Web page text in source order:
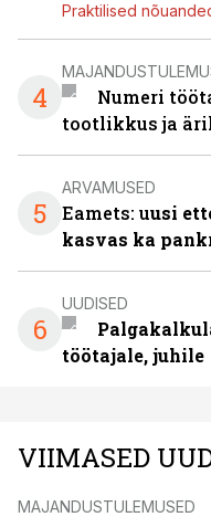
Praktilised
4
Numeri
tootlikkus ja
5
ARVAMUSED
Eamets: uusi
kasvas ka
6
UUDISED
töötajale, juhile
VIIMASED
MAJANDUSTULEMUSED